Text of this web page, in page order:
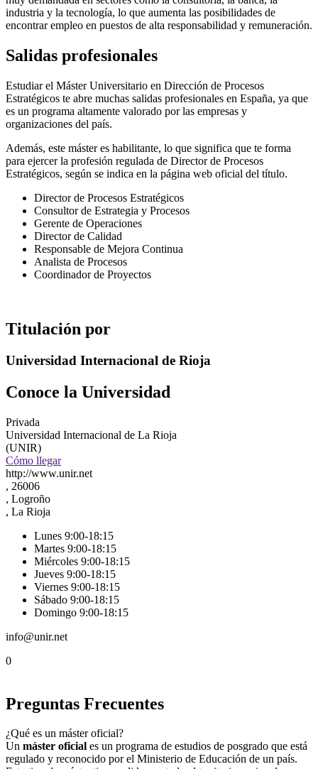
industria y la tecnología, lo que aumenta las posibilidades de
encontrar empleo en puestos de alta responsabilidad y remuneración.
Salidas profesionales
Estudiar el Máster Universitario en Dirección de Procesos
Estratégicos te abre muchas salidas profesionales en España, ya que
es un programa altamente valorado por las empresas y
organizaciones del país.
Además, este máster es habilitante, lo que significa que te forma
para ejercer la profesión regulada de Director de Procesos
Estratégicos, según se indica en la página web oficial del título.
Director de Procesos Estratégicos
Consultor de Estrategia y Procesos
Gerente de Operaciones
Director de Calidad
Responsable de Mejora Continua
Analista de Procesos
Coordinador de Proyectos
Titulación por
Universidad Internacional de Rioja
Conoce la Universidad
Privada
Universidad Internacional de La Rioja
(UNIR)
Cómo llegar
http://www.unir.net
, 26006
, Logroño
, La Rioja
Lunes 9:00-18:15
Martes 9:00-18:15
Miércoles 9:00-18:15
Jueves 9:00-18:15
Viernes 9:00-18:15
Sábado 9:00-18:15
Domingo 9:00-18:15
info@unir.net
0
Preguntas Frecuentes
¿Qué es un máster oficial?
Un máster oficial es un programa de estudios de posgrado que está
regulado y reconocido por el Ministerio de Educación de un país.